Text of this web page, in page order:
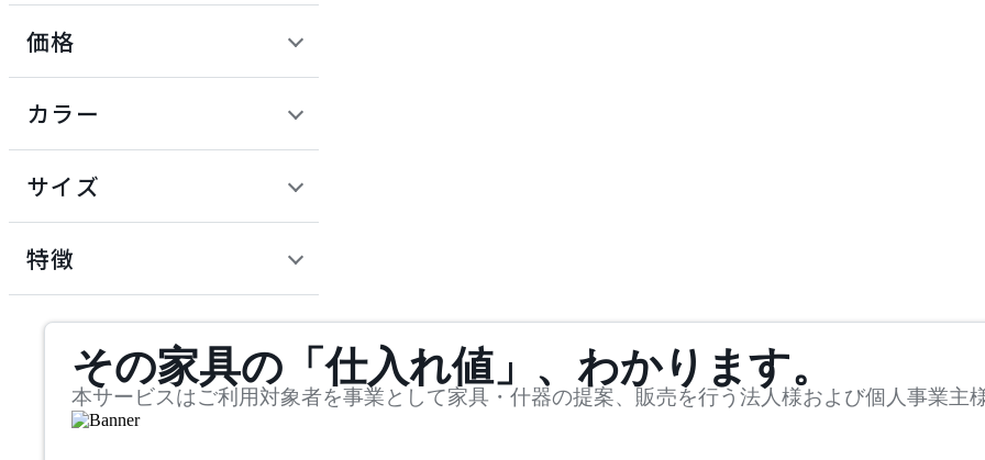
アルペール
arrmet
アズマヤ
価格
カラー
サイズ
mm
検索
~
特徴
その家具の「仕入れ値」、わかります。
本サービスはご利用対象者を事業として家具・什器の提案、販売を行う法人様および個人事業主